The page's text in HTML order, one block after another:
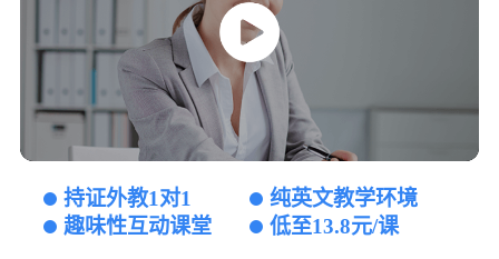
持证外教1对1
纯英文教学环境
趣味性互动课堂
低至13.8元/课